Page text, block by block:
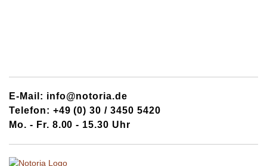
E-Mail: info@notoria.de
Telefon: +49 (0) 30 / 3450 5420
Mo. - Fr. 8.00 - 15.30 Uhr